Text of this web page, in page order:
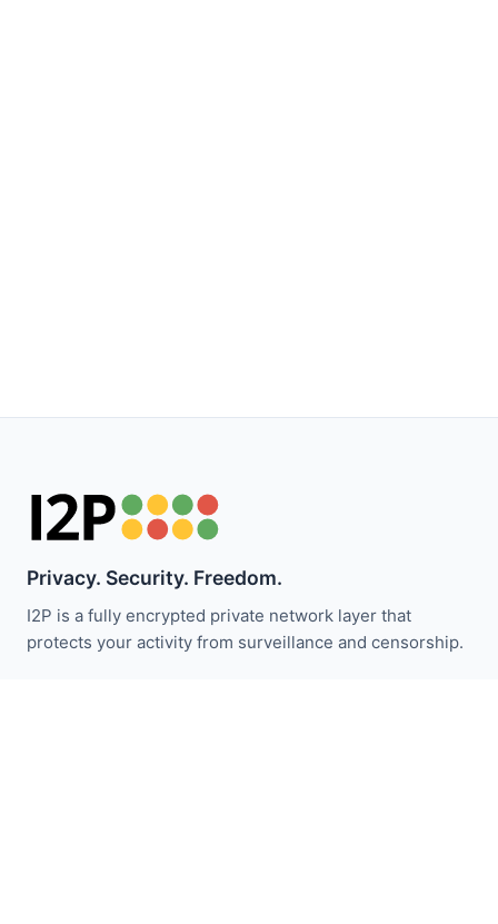
Privacy. Security. Freedom.
I2P is a fully encrypted private network layer that
protects your activity from surveillance and censorship.